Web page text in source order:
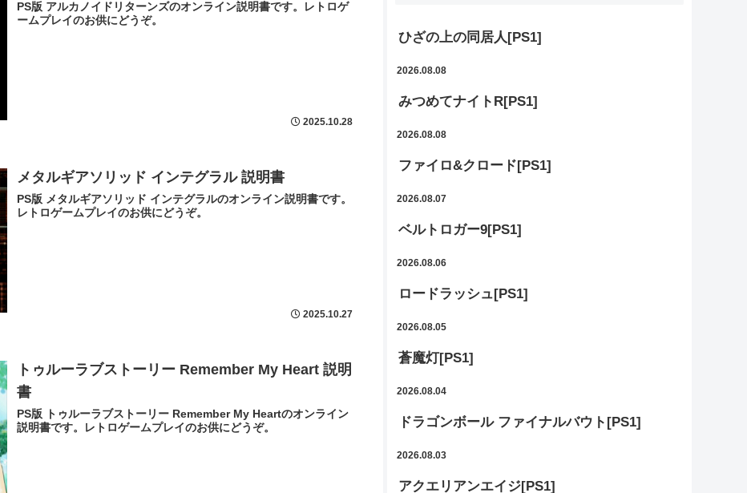
PS版 アルカノイドリターンズのオンライン説明書です。レトロゲ
ームプレイのお供にどうぞ。
2025.10.28
メタルギアソリッド インテグラル 説明書
PS版 メタルギアソリッド インテグラルのオンライン説明書です。
レトロゲームプレイのお供にどうぞ。
2025.10.27
トゥルーラブストーリー Remember My Heart 説明
書
PS版 トゥルーラブストーリー Remember My Heartのオンライン
説明書です。レトロゲームプレイのお供にどうぞ。
ひざの上の同居人[PS1]
2026.08.08
みつめてナイトR[PS1]
2026.08.08
ファイロ&クロード[PS1]
2026.08.07
ベルトロガー9[PS1]
2026.08.06
ロードラッシュ[PS1]
2026.08.05
蒼魔灯[PS1]
2026.08.04
ドラゴンボール ファイナルバウト[PS1]
2026.08.03
アクエリアンエイジ[PS1]